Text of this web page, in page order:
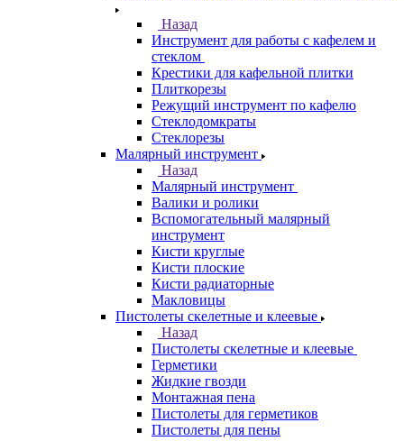
Назад
Инструмент для работы с кафелем и
стеклом
Крестики для кафельной плитки
Плиткорезы
Режущий инструмент по кафелю
Стеклодомкраты
Стеклорезы
Малярный инструмент
Назад
Малярный инструмент
Валики и ролики
Вспомогательный малярный
инструмент
Кисти круглые
Кисти плоские
Кисти радиаторные
Макловицы
Пистолеты скелетные и клеевые
Назад
Пистолеты скелетные и клеевые
Герметики
Жидкие гвозди
Монтажная пена
Пистолеты для герметиков
Пистолеты для пены